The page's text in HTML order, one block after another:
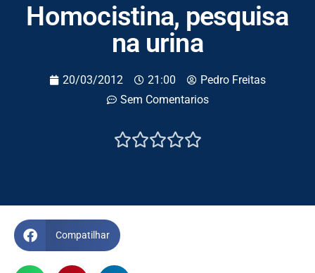
Homocistina, pesquisa
na urina
20/03/2012 21:00
Pedro Freitas
Sem Comentarios

Compatilhar